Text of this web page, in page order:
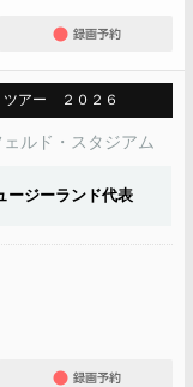
ツアー ２０２６
ルド・スタジアム
ージーランド代表